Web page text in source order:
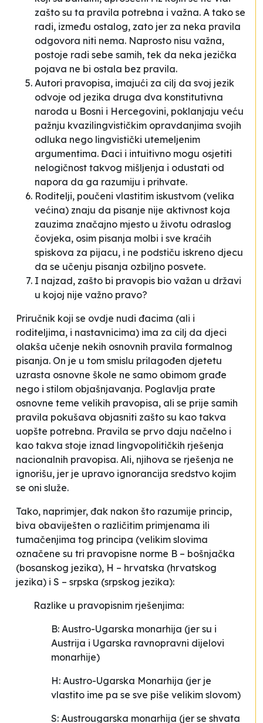
zašto su ta pravila potrebna i važna. A tako se
radi, između ostalog, zato jer za neka pravila
odgovora niti nema. Naprosto nisu važna,
postoje radi sebe samih, tek da neka jezička
pojava ne bi ostala bez pravila.
Autori pravopisa, imajući za cilj da svoj jezik
odvoje od jezika druga dva konstitutivna
naroda u Bosni i Hercegovini, poklanjaju veću
pažnju kvazilingvističkim opravdanjima svojih
odluka nego lingvistički utemeljenim
argumentima. Đaci i intuitivno mogu osjetiti
nelogičnost takvog mišljenja i odustati od
napora da ga razumiju i prihvate.
Roditelji, poučeni vlastitim iskustvom (velika
većina) znaju da pisanje nije aktivnost koja
zauzima značajno mjesto u životu odraslog
čovjeka, osim pisanja molbi i sve kraćih
spiskova za pijacu, i ne podstiču iskreno djecu
da se učenju pisanja ozbiljno posvete.
I najzad, zašto bi pravopis bio važan u državi
u kojoj nije važno pravo?
Priručnik koji se ovdje nudi đacima (ali i
roditeljima, i nastavnicima) ima za cilj da djeci
olakša učenje nekih osnovnih pravila formalnog
pisanja. On je u tom smislu prilagođen djetetu
uzrasta osnovne škole ne samo obimom građe
nego i stilom objašnjavanja. Poglavlja prate
osnovne teme velikih pravopisa, ali se prije samih
pravila pokušava objasniti zašto su kao takva
uopšte potrebna. Pravila se prvo daju načelno i
kao takva stoje iznad lingvopolitičkih rješenja
nacionalnih pravopisa. Ali, njihova se rješenja ne
ignorišu, jer je upravo ignorancija sredstvo kojim
se oni služe.
Tako, naprimjer, đak nakon što razumije princip,
biva obaviješten o različitim primjenama ili
tumačenjima tog principa (velikim slovima
označene su tri pravopisne norme B – bošnjačka
(bosanskog jezika), H – hrvatska (hrvatskog
jezika) i S – srpska (srpskog jezika):
Razlike u pravopisnim rješenjima:
B: Austro-Ugarska monarhija (jer su i
Austrija i Ugarska ravnopravni dijelovi
monarhije)
H: Austro-Ugarska Monarhija (jer je
vlastito ime pa se sve piše velikim slovom)
S: Austrougarska monarhija (jer se shvata